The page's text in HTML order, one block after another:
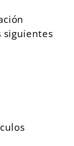
siguientes